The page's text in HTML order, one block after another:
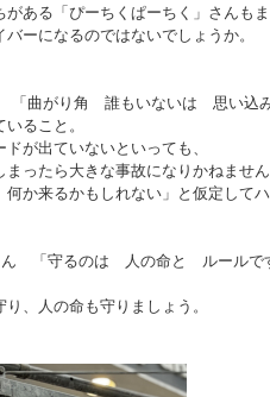
がある「ぴーちくぱーちく」さんも
ーになるのではないでしょうか。
「曲がり角 誰もいないは 思い込
ること。
が出ていないといっても、
ったら大きな事故になりかねませ
何か来るかもしれない」と仮定して
ん 「 守るのは 人の命と ルールで
、人の命も守りましょう。